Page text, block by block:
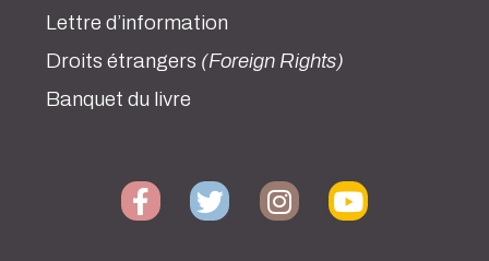
Lettre d’information
Droits étrangers (Foreign Rights)
Banquet du livre